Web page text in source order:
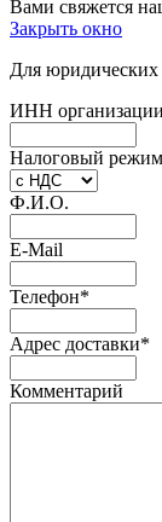
Вами свяжется
Закрыть окно
Для юридических
ИНН организации
Налоговый режим
Ф.И.О.
E-Mail
Телефон*
Адрес доставки*
Комментарий